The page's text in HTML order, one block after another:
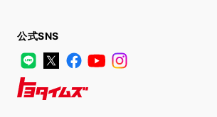
公式SNS
LINE
X FacebookYouTube